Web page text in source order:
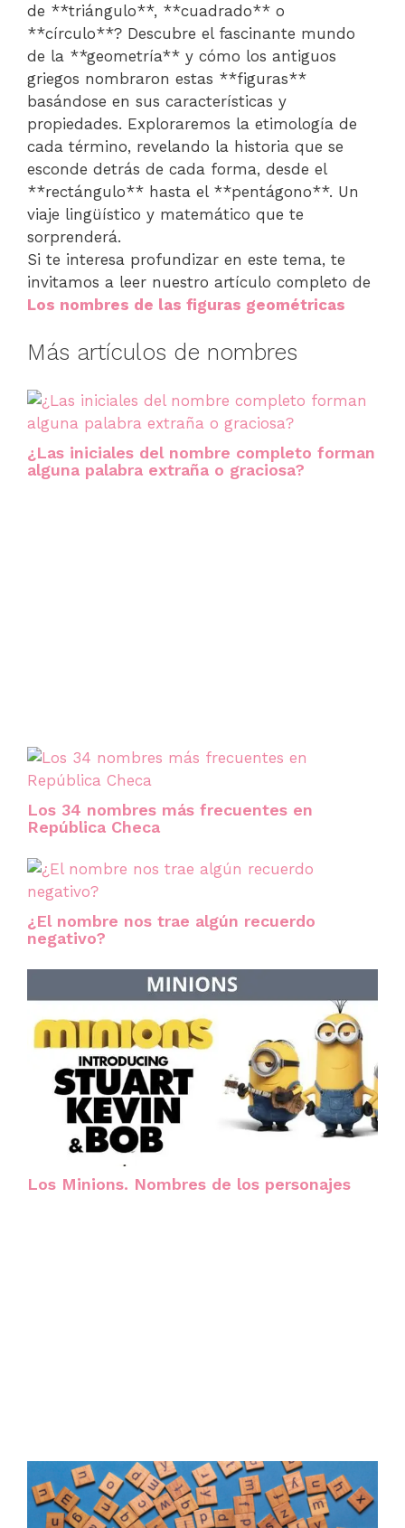
de **triángulo**, **cuadrado** o
**círculo**? Descubre el fascinante mundo
de la **geometría** y cómo los antiguos
griegos nombraron estas **figuras**
basándose en sus características y
propiedades. Exploraremos la etimología de
cada término, revelando la historia que se
esconde detrás de cada forma, desde el
**rectángulo** hasta el **pentágono**. Un
viaje lingüístico y matemático que te
sorprenderá.
Si te interesa profundizar en este tema, te
invitamos a leer nuestro artículo completo de
Los nombres de las figuras geométricas
Más artículos de nombres
¿Las iniciales del nombre completo forman
alguna palabra extraña o graciosa?
Los 34 nombres más frecuentes en
República Checa
¿El nombre nos trae algún recuerdo
negativo?
Los Minions. Nombres de los personajes